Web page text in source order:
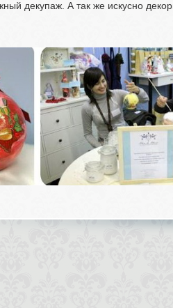
декупаж. А так же искусно